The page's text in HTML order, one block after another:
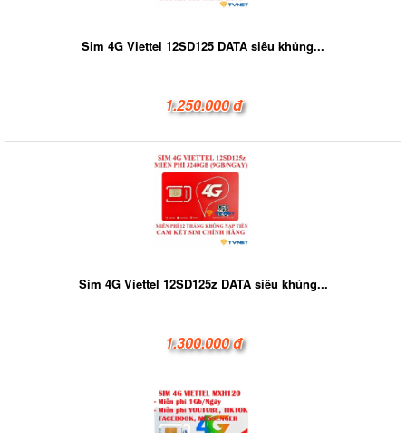
Sim 4G Viettel 12SD125 DATA siêu khủng...
1.250.000 đ
Sim 4G Viettel 12SD125z DATA siêu khủng...
1.300.000 đ